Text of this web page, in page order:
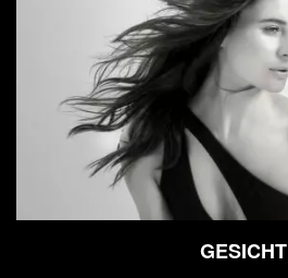
GESICHT